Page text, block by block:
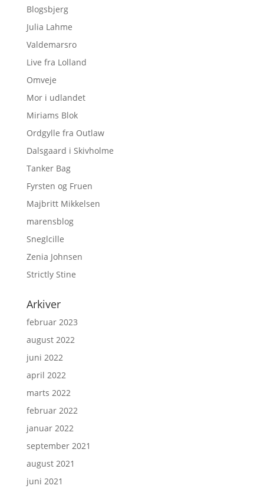
Blogsbjerg
Julia Lahme
Valdemarsro
Live fra Lolland
Omveje
Mor i udlandet
Miriams Blok
Ordgylle fra Outlaw
Dalsgaard i Skivholme
Tanker Bag
Fyrsten og Fruen
Majbritt Mikkelsen
marensblog
Sneglcille
Zenia Johnsen
Strictly Stine
Arkiver
februar 2023
august 2022
juni 2022
april 2022
marts 2022
februar 2022
januar 2022
september 2021
august 2021
juni 2021